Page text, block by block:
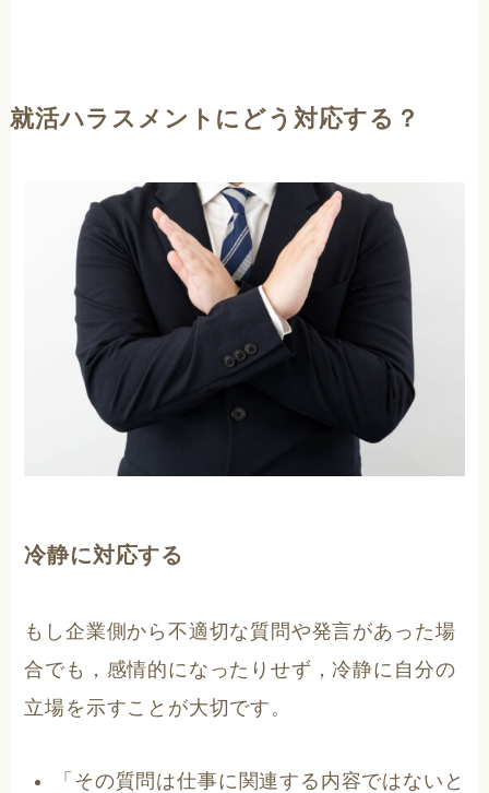
就活ハラスメントにどう対応する？
冷静に対応する
もし企業側から不適切な質問や発言があった場
合でも，感情的になったりせず，冷静に自分の
立場を示すことが大切です。
「その質問は仕事に関連する内容ではないと